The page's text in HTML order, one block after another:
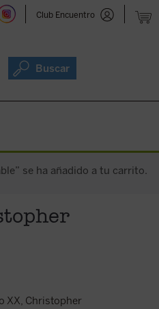
Club Encuentro
Buscar
se ha añadido a tu carrito.
XX, Christopher